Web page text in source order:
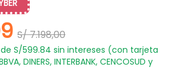
S/ 7.198,00
S/599.84 sin intereses (con tarjeta
DINERS, INTERBANK, CENCOSUD y